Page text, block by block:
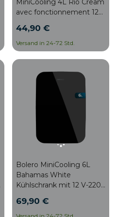
MiniCooling 4L Río Cream
avec fonctionnement 12
les voitures et caravanes,
fonction de
refroidissement et de
température 5-65 ºC,
transport facile.
44,90 €
Versand in 24-72 Std.
Bolero MiniCooling 6L
Bahamas White
Kühlschrank mit 12 V-220
Autos und Wohnwagen,
69,90 €